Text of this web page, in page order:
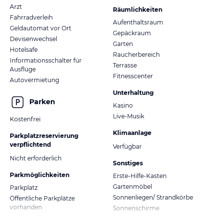
Arzt
Fahrradverleih
Geldautomat vor Ort
Devisenwechsel
Hotelsafe
Informationsschalter für
Ausflüge
Autovermietung
Parken
Kostenfrei
Parkplatzreservierung
verpflichtend
Nicht erforderlich
Parkmöglichkeiten
Parkplatz
Öffentliche Parkplätze
vorhanden
Räumlichkeiten
Aufenthaltsraum
Gepäckraum
Garten
Raucherbereich
Terrasse
Fitnesscenter
Unterhaltung
Kasino
Live-Musik
Klimaanlage
Verfügbar
Sonstiges
Erste-Hilfe-Kasten
Gartenmöbel
Sonnenliegen/ Strandkörbe
Sonnenschirme